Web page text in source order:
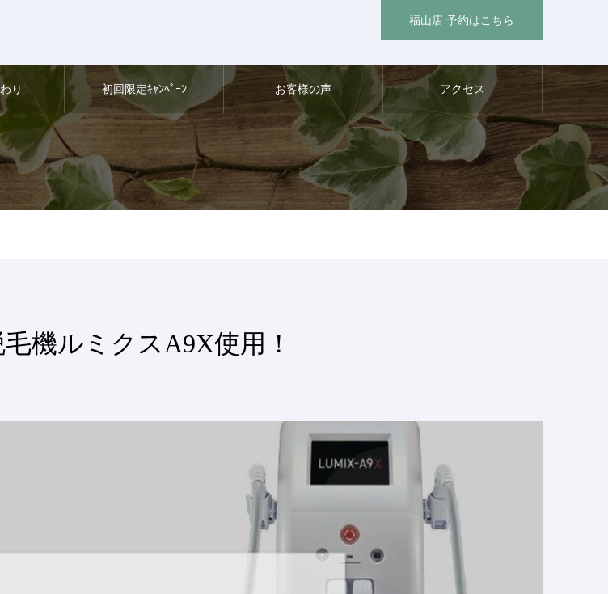
福山店 予約はこちら
り 初回限定ｷｬﾝﾍﾟｰﾝ お客様の声 アクセス
機ルミクスA9X使用！